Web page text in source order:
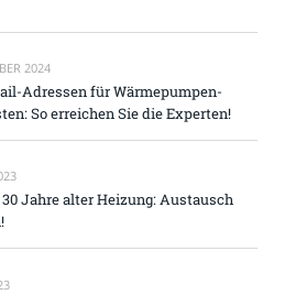
2024
Adressen für Wärmepumpen-
So erreichen Sie die Experten!
Jahre alter Heizung: Austausch